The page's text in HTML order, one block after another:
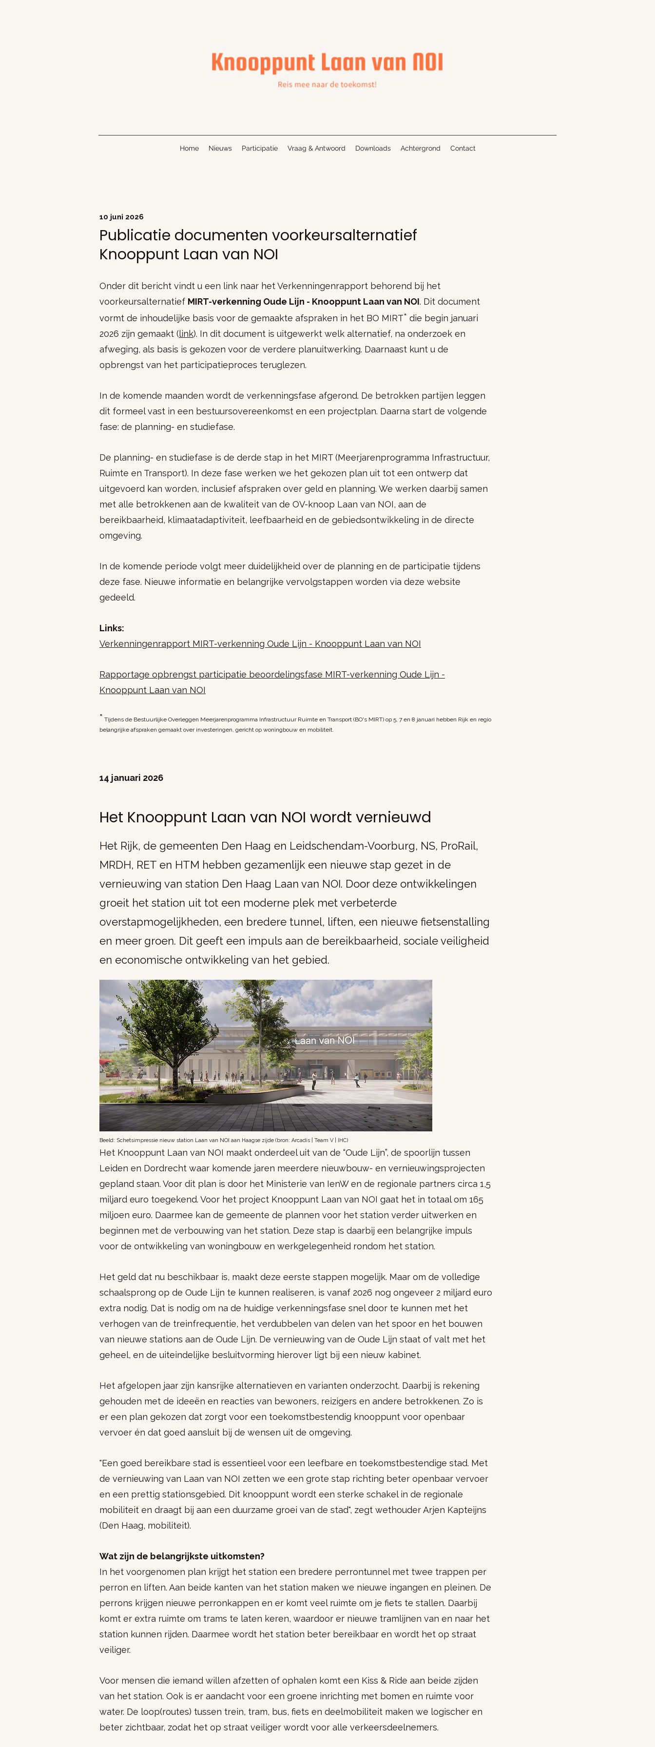
Home Nieuws Participatie Vraag & Antwoord Downloads Achtergrond Contact
10 juni 2026
Publicatie documenten voorkeursalternatief
Knooppunt Laan van NOI
Onder dit bericht vindt u een link naar het Verkenningenrapport behorend bij het
voorkeursalternatief MIRT-verkenning Oude Lijn - Knooppunt Laan van NOI. Dit document
vormt de inhoudelijke basis voor de gemaakte afspraken in het BO MIRT* die begin januari
2026 zijn gemaakt (link). In dit document is uitgewerkt welk alternatief, na onderzoek en
afweging, als basis is gekozen voor de verdere planuitwerking. Daarnaast kunt u de
opbrengst van het participatieproces teruglezen.
In de komende maanden wordt de verkenningsfase afgerond. De betrokken partijen leggen
dit formeel vast in een bestuursovereenkomst en een projectplan. Daarna start de volgende
fase: de planning- en studiefase.
De planning- en studiefase is de derde stap in het MIRT (Meerjarenprogramma Infrastructuur,
Ruimte en Transport). In deze fase werken we het gekozen plan uit tot een ontwerp dat
uitgevoerd kan worden, inclusief afspraken over geld en planning. We werken daarbij samen
met alle betrokkenen aan de kwaliteit van de OV-knoop Laan van NOI, aan de
bereikbaarheid, klimaatadaptiviteit, leefbaarheid en de gebiedsontwikkeling in de directe
omgeving.
In de komende periode volgt meer duidelijkheid over de planning en de participatie tijdens
deze fase. Nieuwe informatie en belangrijke vervolgstappen worden via deze website
gedeeld.
Links:
Verkenningenrapport MIRT-verkenning Oude Lijn - Knooppunt Laan van NOI
Rapportage opbrengst participatie beoordelingsfase MIRT-verkenning Oude Lijn -
Knooppunt Laan van NOI
* Tijdens de Bestuurlijke Overleggen Meerjarenprogramma Infrastructuur Ruimte en Transport (BO's MIRT) op 5, 7 en 8 januari hebben Rijk en regio
belangrijke afspraken gemaakt over investeringen, gericht op woningbouw en mobiliteit.
14 januari 2026
Het Knooppunt Laan van NOI wordt vernieuwd
Het Rijk, de gemeenten Den Haag en Leidschendam-Voorburg, NS, ProRail,
MRDH, RET en HTM hebben gezamenlijk een nieuwe stap gezet in de
vernieuwing van station Den Haag Laan van NOI. Door deze ontwikkelingen
groeit het station uit tot een moderne plek met verbeterde
overstapmogelijkheden, een bredere tunnel, liften, een nieuwe fietsenstalling
en meer groen. Dit geeft een impuls aan de bereikbaarheid, sociale veiligheid
en economische ontwikkeling van het gebied.
​Beeld: Schetsimpressie nieuw station Laan van NOI aan Haagse zijde (bron: Arcadis | Team V | IHC)
Het Knooppunt Laan van NOI maakt onderdeel uit van de “Oude Lijn”, de spoorlijn tussen
Leiden en Dordrecht waar komende jaren meerdere nieuwbouw- en vernieuwingsprojecten
gepland staan. Voor dit plan is door het Ministerie van IenW en de regionale partners circa 1,5
miljard euro toegekend. Voor het project Knooppunt Laan van NOI gaat het in totaal om 165
miljoen euro. Daarmee kan de gemeente de plannen voor het station verder uitwerken en
beginnen met de verbouwing van het station. Deze stap is daarbij een belangrijke impuls
voor de ontwikkeling van woningbouw en werkgelegenheid rondom het station.
Het geld dat nu beschikbaar is, maakt deze eerste stappen mogelijk. Maar om de volledige
schaalsprong op de Oude Lijn te kunnen realiseren, is vanaf 2026 nog ongeveer 2 miljard euro
extra nodig. Dat is nodig om na de huidige verkenningsfase snel door te kunnen met het
verhogen van de treinfrequentie, het verdubbelen van delen van het spoor en het bouwen
van nieuwe stations aan de Oude Lijn. De vernieuwing van de Oude Lijn staat of valt met het
geheel, en de uiteindelijke besluitvorming hierover ligt bij een nieuw kabinet.
Het afgelopen jaar zijn kansrijke alternatieven en varianten onderzocht. Daarbij is rekening
gehouden met de ideeën en reacties van bewoners, reizigers en andere betrokkenen. Zo is
er een plan gekozen dat zorgt voor een toekomstbestendig knooppunt voor openbaar
vervoer én dat goed aansluit bij de wensen uit de omgeving.
"Een goed bereikbare stad is essentieel voor een leefbare en toekomstbestendige stad. Met
de vernieuwing van Laan van NOI zetten we een grote stap richting beter openbaar vervoer
en een prettig stationsgebied. Dit knooppunt wordt een sterke schakel in de regionale
mobiliteit en draagt bij aan een duurzame groei van de stad", zegt wethouder Arjen Kapteijns
(Den Haag, mobiliteit).
Wat zijn de belangrijkste uitkomsten?
In het voorgenomen plan krijgt het station een bredere perrontunnel met twee trappen per
perron en liften. Aan beide kanten van het station maken we nieuwe ingangen en pleinen. De
perrons krijgen nieuwe perronkappen en er komt veel ruimte om je fiets te stallen. Daarbij
komt er extra ruimte om trams te laten keren, waardoor er nieuwe tramlijnen van en naar het
station kunnen rijden. Daarmee wordt het station beter bereikbaar en wordt het op straat
veiliger.
Voor mensen die iemand willen afzetten of ophalen komt een Kiss & Ride aan beide zijden
van het station. Ook is er aandacht voor een groene inrichting met bomen en ruimte voor
water. De loop(routes) tussen trein, tram, bus, fiets en deelmobiliteit maken we logischer en
beter zichtbaar, zodat het op straat veiliger wordt voor alle verkeersdeelnemers.